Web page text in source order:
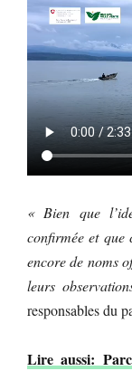
« Bien que
confirmée et que
encore de noms
leurs
responsables du
Lire aussi: